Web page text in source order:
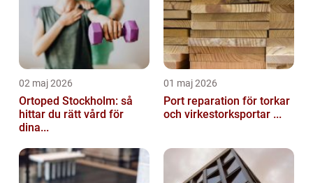
02 maj 2026
Ortoped Stockholm: så
hittar du rätt vård för
dina...
01 maj 2026
Port reparation för torkar
och virkestorksportar ...